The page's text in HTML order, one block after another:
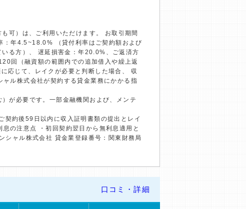
可）は、ご利用いただけます。 お取引期間
：年4.5~18.0% （貸付利率はご契約額および
る方）、 遅延損害金：年20.0%、ご返済方
回（融資額の範囲内での追加借入や繰上返
応じて、レイクが必要と判断した場合、 収
ル株式会社が契約する貸金業務にかかる指
が必要です。一部金融機関および、メンテ
約後59日以内に収入証明書類の提出とレイ
の注意点 ・初回契約翌日から無利息適用と
シャル株式会社 貸金業登録番号：関東財務局
口コミ・詳細